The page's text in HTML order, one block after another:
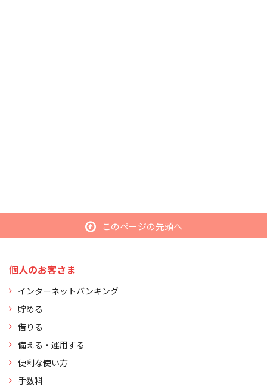
このページの先頭へ
個人のお客さま
インターネットバンキング
貯める
借りる
備える・運用する
便利な使い方
手数料